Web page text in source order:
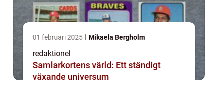
01 februari 2025 Mikaela Bergholm
redaktionel
Samlarkortens värld: Ett ständigt
växande universum